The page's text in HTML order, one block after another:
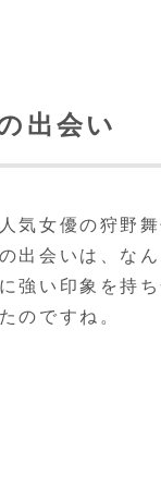
出会い
気女優の狩野
出会いは、な
強い印象を持
のですね。